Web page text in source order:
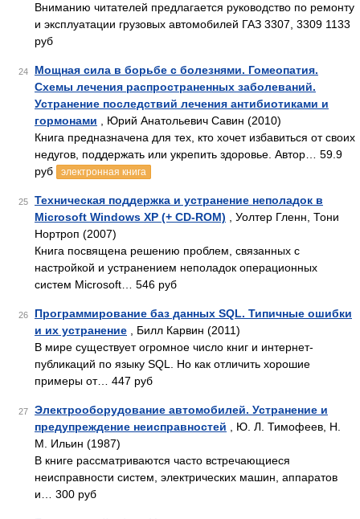
Вниманию читателей предлагается руководство по ремонту
и эксплуатации грузовых автомобилей ГАЗ 3307, 3309 1133
руб
24
Мощная сила в борьбе с болезнями. Гомеопатия.
Схемы лечения распространенных заболеваний.
Устранение последствий лечения антибиотиками и
гормонами , Юрий Анатольевич Савин (2010)
Книга предназначена для тех, кто хочет избавиться от своих
недугов, поддержать или укрепить здоровье. Автор… 59.9
руб
электронная книга
25
Техническая поддержка и устранение неполадок в
Microsoft Windows XP (+ CD-ROM) , Уолтер Гленн, Тони
Нортроп (2007)
Книга посвящена решению проблем, связанных с
настройкой и устранением неполадок операционных
систем Microsoft… 546 руб
26
Программирование баз данных SQL. Типичные ошибки
и их устранение , Билл Карвин (2011)
В мире существует огромное число книг и интернет-
публикаций по языку SQL. Но как отличить хорошие
примеры от… 447 руб
27
Электрооборудование автомобилей. Устранение и
предупреждение неисправностей , Ю. Л. Тимофеев, Н.
М. Ильин (1987)
В книге рассматриваются часто встречающиеся
неисправности систем, электрических машин, аппаратов
и… 300 руб